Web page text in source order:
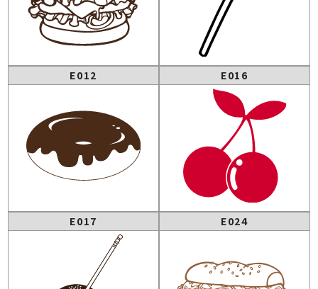
E012 E016
E017 E024